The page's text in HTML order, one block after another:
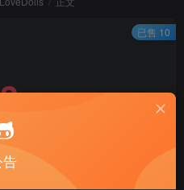
3
购买
已售 10